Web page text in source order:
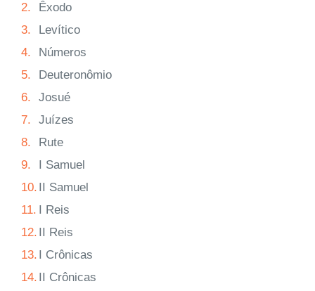
2.
Êxodo
3.
Levítico
4.
Números
5.
Deuteronômio
6.
Josué
7.
Juízes
8.
Rute
9.
I Samuel
10. II Samuel
11. I Reis
12. II Reis
13. I Crônicas
14. II Crônicas